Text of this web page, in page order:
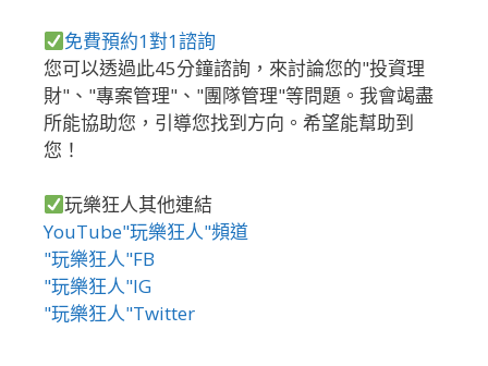
免費預約1對1諮詢
您可以透過此45分鐘諮詢，來討論您的"投資理
財"、"專案管理"、"團隊管理"等問題。我會竭盡
所能協助您，引導您找到方向。希望能幫助到
您！
玩樂狂人其他連結
YouTube"玩樂狂人"頻道
"玩樂狂人"FB
"玩樂狂人"IG
"玩樂狂人"Twitter